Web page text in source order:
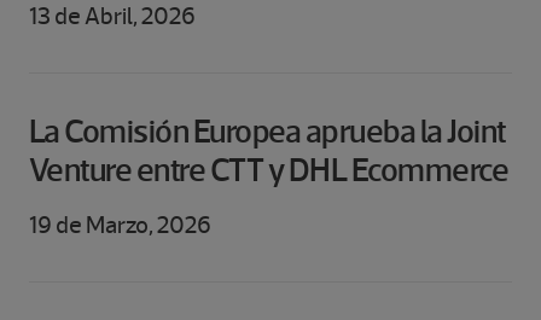
13 de Abril, 2026
La Comisión Europea aprueba la Joint
Venture entre CTT y DHL Ecommerce
19 de Marzo, 2026